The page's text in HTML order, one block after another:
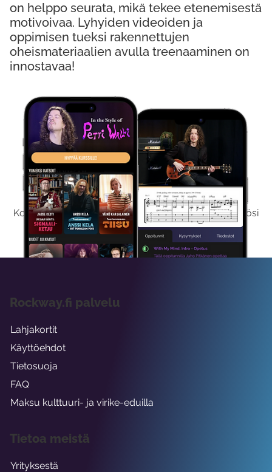
Kokeile Ilmaiseksi
Kokeilemalla ilmaiseksi saat koko sisältömme käyttöösi
viikon ajaksi.
on helppo seurata, mikä tekee etenemisestä
motivoivaa. Lyhyiden videoiden ja
oppimisen tueksi rakennettujen
oheismateriaalien avulla treenaaminen on
innostavaa!
Rockway.fi palvelu
Lahjakortit
Käyttöehdot
Tietosuoja
FAQ
Maksu kulttuuri- ja virike-eduilla
Tietoa meistä
Yrityksestä